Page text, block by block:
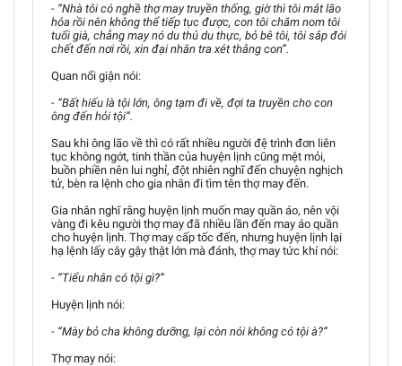
- “Nhà tôi có nghề thợ may truyền thống, giờ thì tôi mắt lão
hóa rồi nên không thể tiếp tục được, con tôi chăm nom tôi
tuổi già, chẳng may nó du thủ du thực, bỏ bê tôi, tôi sắp đói
chết đến nơi rồi, xin đại nhân tra xét thằng con”.
Quan nổi giận nói:
- “Bất hiếu là tội lớn, ông tạm đi về, đợi ta truyền cho con
ông đến hỏi tội”.
Sau khi ông lão về thì có rất nhiều người đệ trình đơn liên
tục không ngớt, tinh thần của huyện lịnh cũng mệt mỏi,
buồn phiền nên lui nghỉ, đột nhiên nghĩ đến chuyện nghịch
tử, bèn ra lệnh cho gia nhân đi tìm tên thợ may đến.
Gia nhân nghĩ rằng huyện lịnh muốn may quần áo, nên vội
vàng đi kêu người thợ may đã nhiều lần đến may áo quần
cho huyện lịnh. Thợ may cấp tốc đến, nhưng huyện lịnh lại
hạ lệnh lấy cây gậy thật lớn mà đánh, thợ may tức khí nói:
- “Tiểu nhân có tội gì?”
Huyện lịnh nói:
- “Mày bỏ cha không dưỡng, lại còn nói không có tội à?”
Thợ may nói: